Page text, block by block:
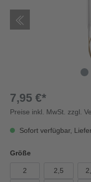
7,95 €*
Preise inkl. MwSt. zzgl.
Sofort verfügbar,
Größe
2 2,5